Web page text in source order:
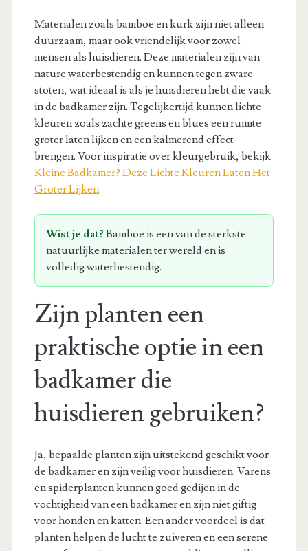
Materialen zoals bamboe en kurk zijn niet alleen
duurzaam, maar ook vriendelijk voor zowel
mensen als huisdieren. Deze materialen zijn van
nature waterbestendig en kunnen tegen zware
stoten, wat ideaal is als je huisdieren hebt die vaak
in de badkamer zijn. Tegelijkertijd kunnen lichte
kleuren zoals zachte greens en blues een ruimte
groter laten lijken en een kalmerend effect
brengen. Voor inspiratie over kleurgebruik, bekijk
Kleine Badkamer? Deze Lichte Kleuren Laten Het
Groter Lijken.
Wist je dat? Bamboe is een van de sterkste
natuurlijke materialen ter wereld en is
volledig waterbestendig.
Zijn planten een
praktische optie in een
badkamer die
huisdieren gebruiken?
Ja, bepaalde planten zijn uitstekend geschikt voor
de badkamer en zijn veilig voor huisdieren. Varens
en spiderplanten kunnen goed gedijen in de
vochtigheid van een badkamer en zijn niet giftig
voor honden en katten. Een ander voordeel is dat
planten helpen de lucht te zuiveren en een serene